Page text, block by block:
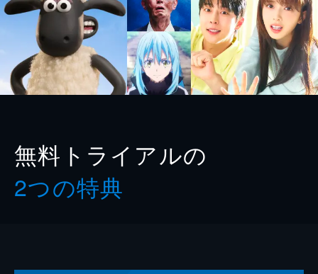
無料トライアルの
2つの特典